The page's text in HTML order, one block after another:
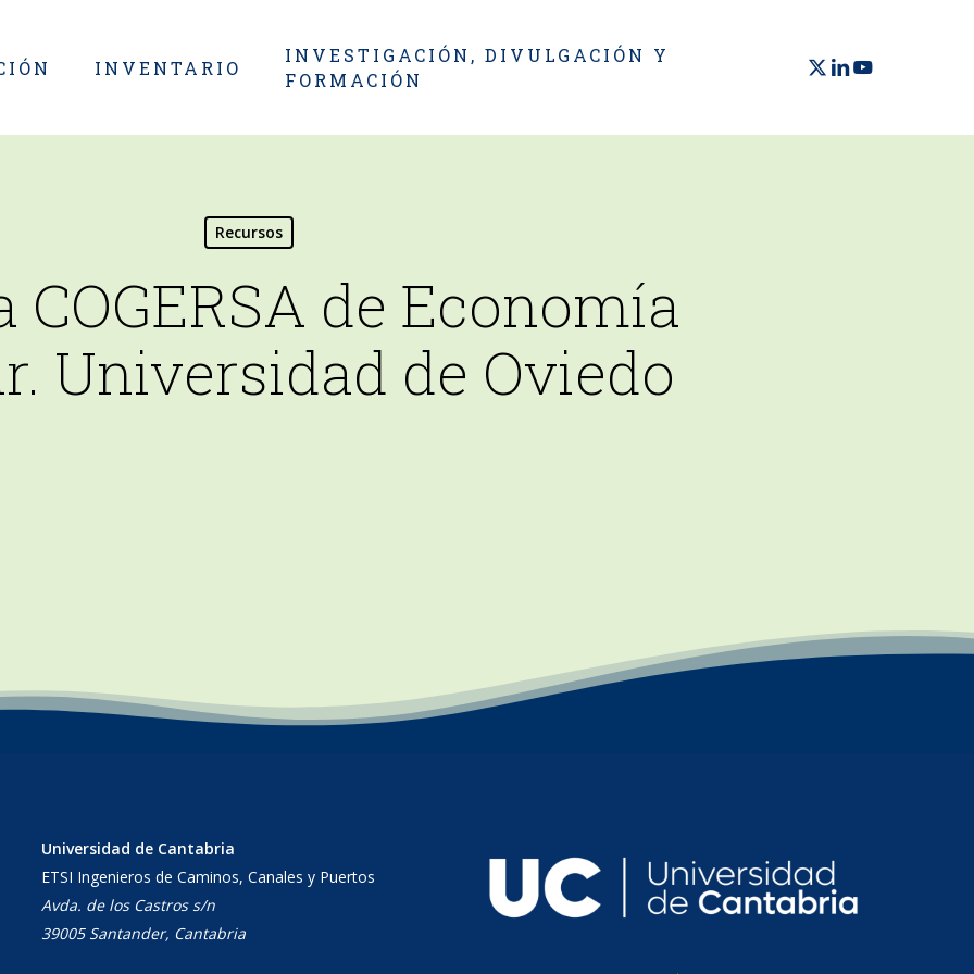
INVENTARIO
INVESTIGACIÓN, DIVULGACIÓN Y
FORMACIÓN
X-
TWITTER
LINKEDIN
YOUTUBE
Recursos
COGERSA de Economía
Universidad de Oviedo
Universidad de Cantabria
ETSI Ingenieros de Caminos, Canales y Puertos
Avda. de los Castros s/n
39005 Santander, Cantabria